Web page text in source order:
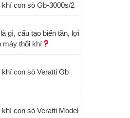
khí con sò Gb-3000s/2
gì, cấu tạo biến tần, lợi
máy thổi khí
khí con sò Veratti Gb
khí con sò Veratti Model